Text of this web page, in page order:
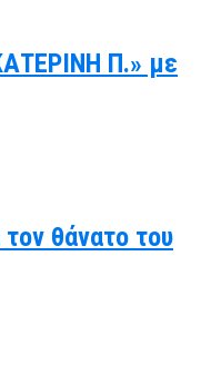
Π.» με
θάνατο του